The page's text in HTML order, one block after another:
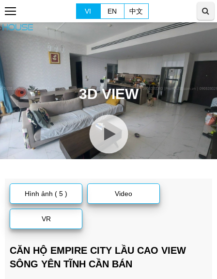
VI EN 中文
3D VIEW
Hình ảnh ( 5 ) Video
VR
CĂN HỘ EMPIRE CITY LẦU CAO VIEW
SÔNG YÊN TĨNH CẦN BÁN